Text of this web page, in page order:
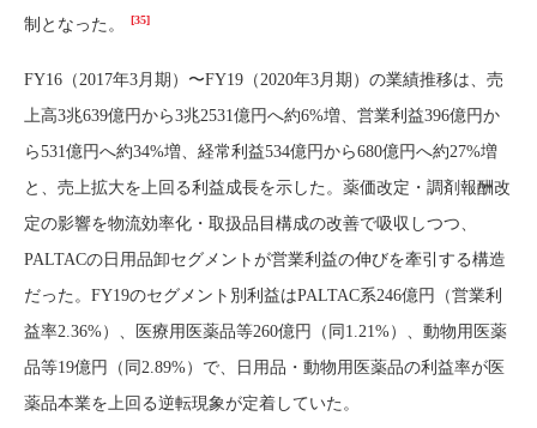
制となった。
[35]
FY16（2017年3月期）〜FY19（2020年3月期）の業績推移は、売
上高3兆639億円から3兆2531億円へ約6%増、営業利益396億円か
ら531億円へ約34%増、経常利益534億円から680億円へ約27%増
と、売上拡大を上回る利益成長を示した。薬価改定・調剤報酬改
定の影響を物流効率化・取扱品目構成の改善で吸収しつつ、
PALTACの日用品卸セグメントが営業利益の伸びを牽引する構造
だった。FY19のセグメント別利益はPALTAC系246億円（営業利
益率2.36%）、医療用医薬品等260億円（同1.21%）、動物用医薬
品等19億円（同2.89%）で、日用品・動物用医薬品の利益率が医
薬品本業を上回る逆転現象が定着していた。